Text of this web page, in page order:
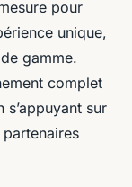
pour
unique,
gamme.
complet
sur